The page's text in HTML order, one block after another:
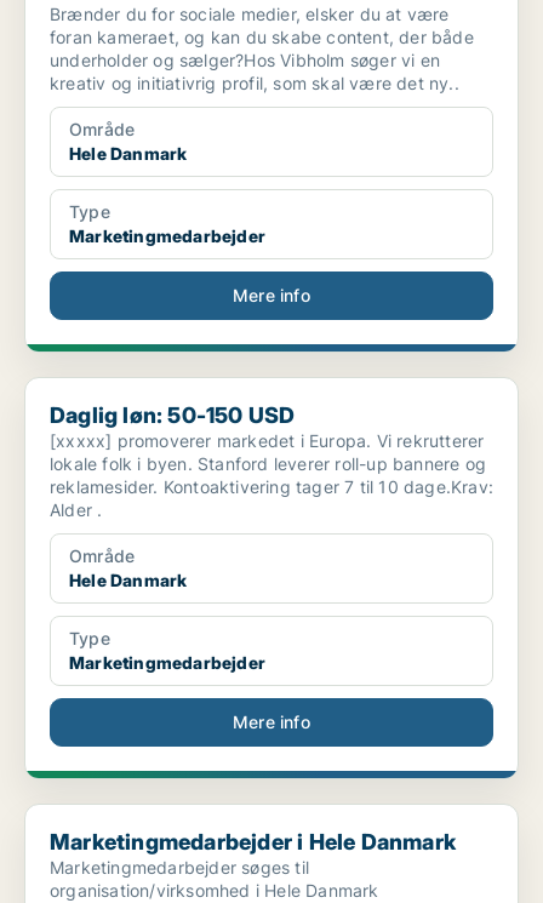
Brænder du for sociale medier, elsker du at være
foran kameraet, og kan du skabe content, der både
underholder og sælger?Hos Vibholm søger vi en
kreativ og initiativrig profil, som skal være det ny..
Område
Hele Danmark
Type
Marketingmedarbejder
Mere info
Daglig løn: 50-150 USD
Daglig løn: 50-150 USD
[xxxxx] promoverer markedet i Europa. Vi rekrutterer
lokale folk i byen. Stanford leverer roll-up bannere og
reklamesider. Kontoaktivering tager 7 til 10 dage.Krav:
Alder .
Område
Hele Danmark
Type
Marketingmedarbejder
Mere info
Marketingmedarbejder i Hele Danmark
Marketingmedarbejder i Hele Danmark
Marketingmedarbejder søges til
organisation/virksomhed i Hele Danmark